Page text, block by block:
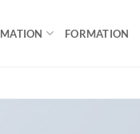
FORMATION